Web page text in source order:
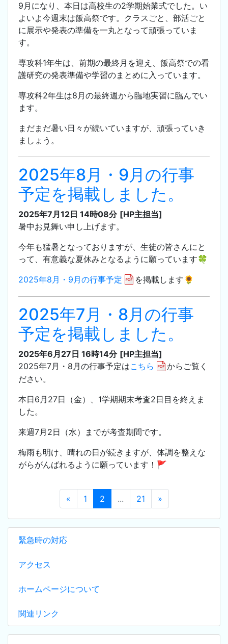
緊急時の対応
アクセス
ホームページについて
関連リンク
9月になり、本日は高校生の2学期始業式でした。い
よいよ今週末は飯高祭です。クラスごと、部活ごと
に展示や発表の準備を一丸となって頑張っていま
す。
専攻科1年生は、前期の最終月を迎え、飯高祭での看
護研究の発表準備や学習のまとめに入っています。
専攻科2年生は8月の最終週から臨地実習に臨んでい
ます。
まだまだ暑い日々が続いていますが、頑張っていき
ましょう。
2025年8月・9月の行事
予定を掲載しました。
2025年7月12日 14時08分 [HP主担当]
暑中お見舞い申し上げます。
今年も猛暑となっておりますが、生徒の皆さんにと
って、有意義な夏休みとなるように願っています🍀
2025年8月・9月の行事予定
を掲載します🌻
2025年7月・8月の行事
予定を掲載しました。
2025年6月27日 16時14分 [HP主担当]
2025年7月・8月の行事予定はこちら
からご覧く
ださい。
本日6月27日（金）、1学期期末考査2日目を終えま
した。
来週7月2日（水）までが考査期間です。
梅雨も明け、晴れの日が続きますが、体調を整えな
がらがんばれるように願っています！🚩
« 1 2 ... 21 »